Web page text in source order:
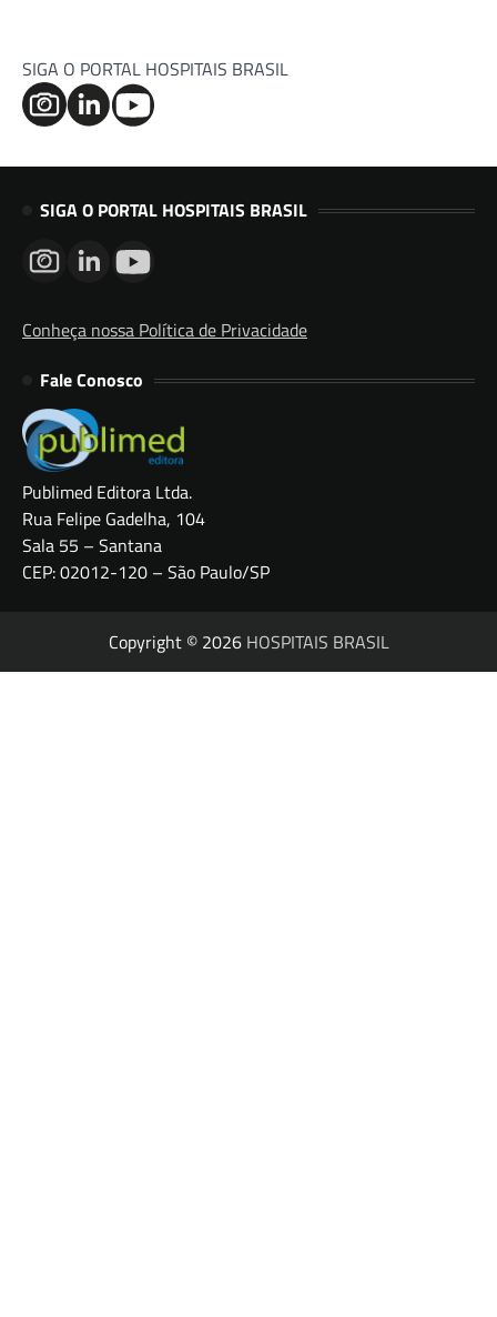
SIGA O PORTAL HOSPITAIS BRASIL
SIGA O PORTAL HOSPITAIS BRASIL
Conheça nossa Política de Privacidade
Fale Conosco
Publimed Editora Ltda.
Rua Felipe Gadelha, 104
Sala 55 – Santana
CEP: 02012-120 – São Paulo/SP
Copyright © 2026 HOSPITAIS BRASIL